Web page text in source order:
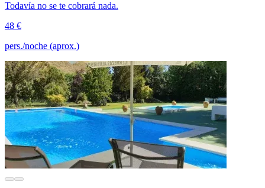
Todavía no se te cobrará nada.
48 €
pers./noche (aprox.)